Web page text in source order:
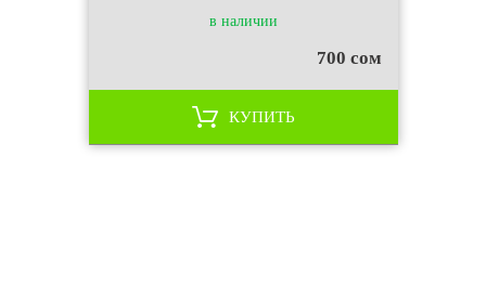
в наличии
700 сом
КУПИТЬ